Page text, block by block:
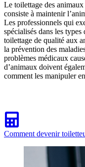
Le toilettage des
consiste à maintenir
Les professionnels qui
spécialisés dans les
toilettage de qualité aux
la prévention des
problèmes médicaux
d’animaux doivent
comment les manipuler
Comment devenir